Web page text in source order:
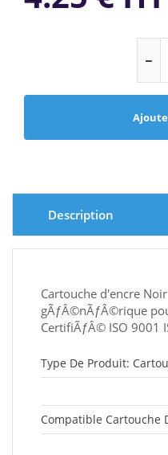
Description
Cartouche d'encre
gÃƒÂ©nÃƒÂ©rique
CertifiÃƒÂ© ISO 9001
Type De Produit:
Compatible Cartouche